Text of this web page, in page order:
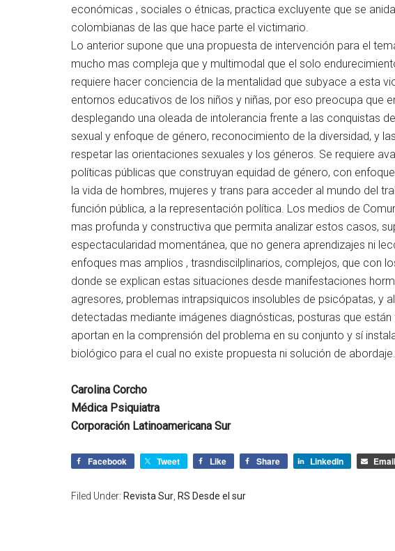
económicas , sociales o étnicas, practica excluyente que se
colombianas de las que hace parte el victimario.
Lo anterior supone que una propuesta de intervención para el
mucho mas compleja que y multimodal que el solo
requiere hacer conciencia de la mentalidad que subyace a esta
entornos educativos de los niños y niñas, por eso preocupa que
desplegando una oleada de intolerancia frente a las conquistas
sexual y enfoque de género, reconocimiento de la diversidad, y
respetar las orientaciones sexuales y los géneros. Se requiere
políticas públicas que construyan equidad de género, con
la vida de hombres, mujeres y trans para acceder al mundo del
función pública, a la representación política. Los medios de
mas profunda y constructiva que permita analizar estos casos,
espectacularidad momentánea, que no genera aprendizajes ni
enfoques mas amplios , trasndiscilplinarios, complejos, que con
donde se explican estas situaciones desde manifestaciones
agresores, problemas intrapsiquicos insolubles de psicópatas, y
detectadas mediante imágenes diagnósticas, posturas que
aportan en la comprensión del problema en su conjunto y sí
biológico para el cual no existe propuesta ni solución de abordaje.
Carolina Corcho
Médica Psiquiatra
Corporación Latinoamericana Sur
Facebook Tweet Like Share LinkedIn Email
Filed Under: Revista Sur RS Desde el sur